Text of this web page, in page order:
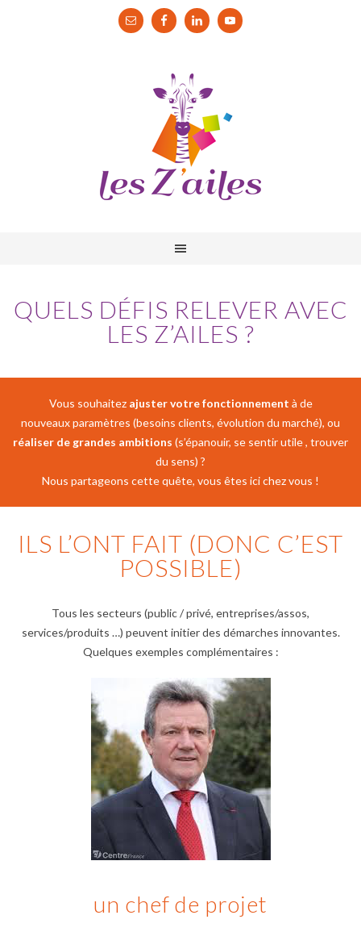
QUELS DÉFIS RELEVER AVEC
LES Z’AILES ?
Vous souhaitez ajuster votre fonctionnement à de
nouveaux paramètres (besoins clients, évolution du marché), ou
réaliser de grandes ambitions (s’épanouir, se sentir utile , trouver
du sens) ?
Nous partageons cette quête, vous êtes ici chez vous !
ILS L’ONT FAIT (DONC C’EST
POSSIBLE)
Tous les secteurs (public / privé, entreprises/assos,
services/produits …) peuvent initier des démarches innovantes.
Quelques exemples complémentaires :
un chef de projet